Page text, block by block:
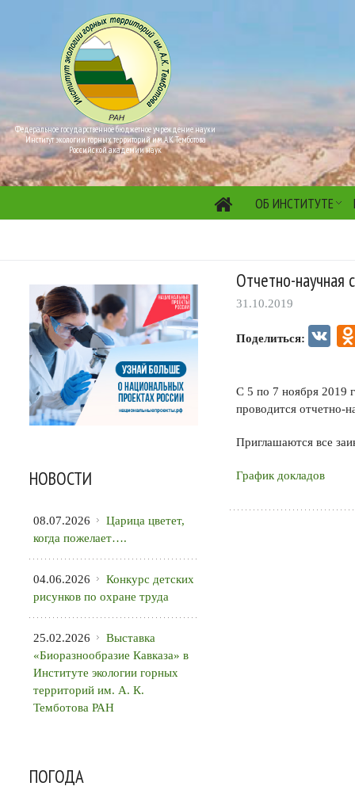
Федеральное государственное бюджетное учреждение науки
Институт экологии горных территорий им. А.К. Темботова
Российской академии наук
ОБ ИНСТИТУТЕ
Отчетно-научная
31.10.2019
Поделиться: VK
С 5 по 7 ноября 2019
проводится отчетно-
Приглашаются все
График докладов
НОВОСТИ
08.07.2026
Царица цветет,
когда пожелает….
04.06.2026
Конкурс детских
рисунков по охране труда
25.02.2026
Выставка
«Биоразнообразие Кавказа» в
Институте экологии горных
территорий им. А. К.
Темботова РАН
ПОГОДА